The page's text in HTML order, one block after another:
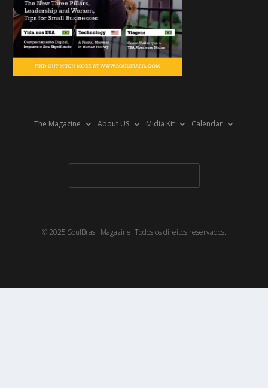
The Magazine About US Midia Kit Calendar
© 2025 SoulBrasil Magazine. Todos os direitos reservados.